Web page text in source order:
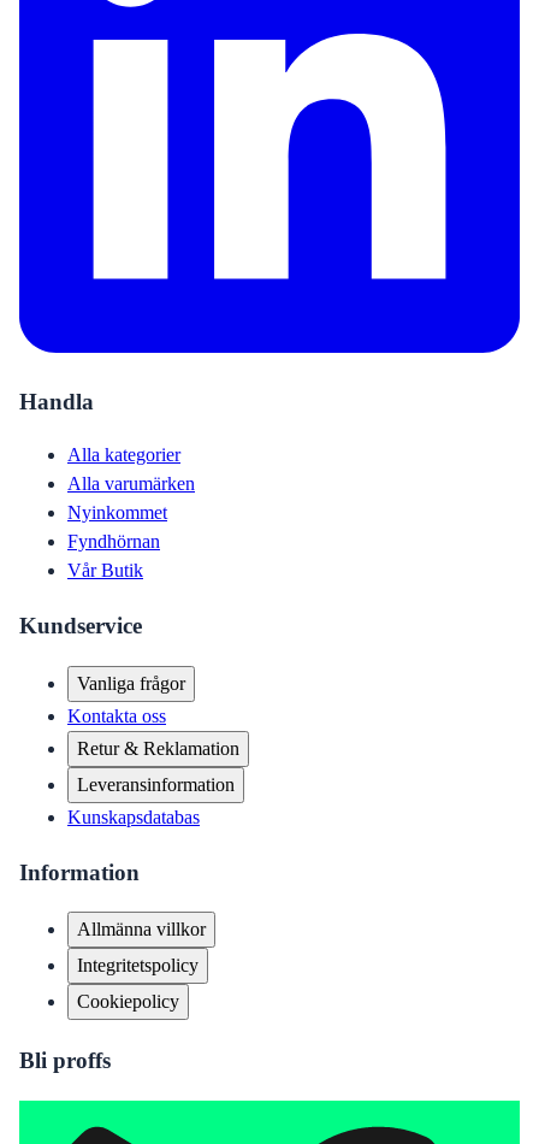
Handla
Alla kategorier
Alla varumärken
Nyinkommet
Fyndhörnan
Vår Butik
Kundservice
Vanliga frågor
Kontakta oss
Retur & Reklamation
Leveransinformation
Kunskapsdatabas
Information
Allmänna villkor
Integritetspolicy
Cookiepolicy
Bli proffs